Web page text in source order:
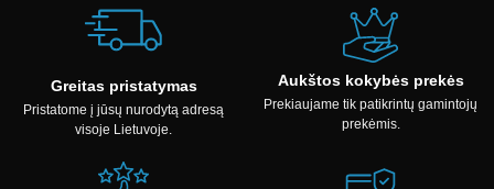
Greitas pristatymas
Pristatome į jūsų nurodytą adresą
visoje Lietuvoje.
Aukštos kokybės prekės
Prekiaujame tik patikrintų gamintojų
prekėmis.